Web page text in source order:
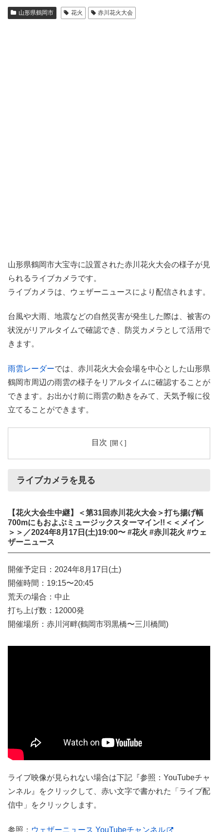
山形県鶴岡市 花火 赤川花火大会
山形県鶴岡市大宝寺に設置された赤川花火大会の様子が見
られるライブカメラです。
ライブカメラは、ウェザーニュースにより配信されます。
台風や大雨、地震などの自然災害が発生した際は、被害の
状況がリアルタイムで確認でき、防災カメラとして活用で
きます。
雨雲レーダーでは、赤川花火大会会場を中心とした山形県
鶴岡市周辺の雨雲の様子をリアルタイムに確認することが
できます。お出かけ前に雨雲の動きをみて、天気予報に役
立てることができます。
目次
ライブカメラを見る
【花火大会生中継】＜第31回赤川花火大会＞打ち揚げ幅
700mにもおよぶミュージックスターマイン!!＜＜メイン
＞＞／2024年8月17日(土)19:00〜 #花火 #赤川花火 #ウェ
ザーニュース
開催予定日：2024年8月17日(土)
開催時間：19:15〜20:45
荒天の場合：中止
打ち上げ数：12000発
開催場所：赤川河畔(鶴岡市羽黒橋〜三川橋間)
ライブ映像が見られない場合は下記『参照：YouTubeチャ
ンネル』をクリックして、赤い文字で書かれた「ライブ配
信中」をクリックします。
参照： ウェザーニュース YouTubeチャンネル